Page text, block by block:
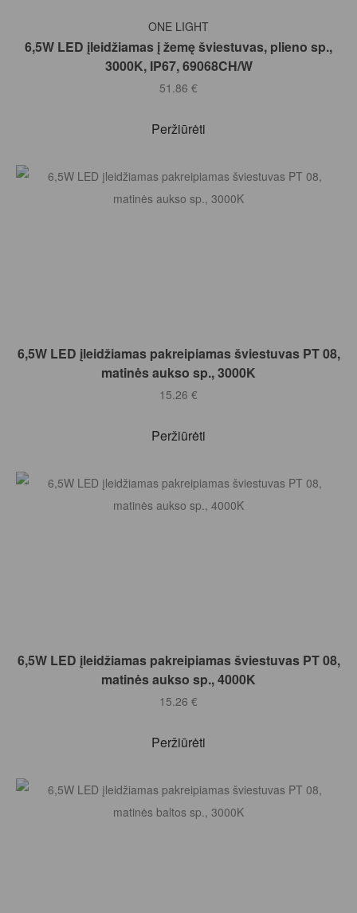
ONE LIGHT
6,5W LED įleidžiamas į žemę šviestuvas, plieno sp.,
3000K, IP67, 69068CH/W
51.86 €
Peržiūrėti
Į KREPŠELĮ
6,5W LED įleidžiamas pakreipiamas šviestuvas PT 08,
matinės aukso sp., 3000K
15.26 €
Peržiūrėti
Į KREPŠELĮ
6,5W LED įleidžiamas pakreipiamas šviestuvas PT 08,
matinės aukso sp., 4000K
15.26 €
Peržiūrėti